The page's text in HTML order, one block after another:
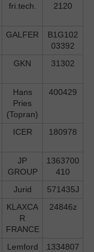
fri.tech. 2120
GALFER
B1G102
03392
GKN 31302
Hans
Pries
(Topran)
400429
ICER 180978
JP
GROUP
1363700
410
Jurid
571435J
KLAXCA
R
FRANCE
24846z
Lemford
1334807